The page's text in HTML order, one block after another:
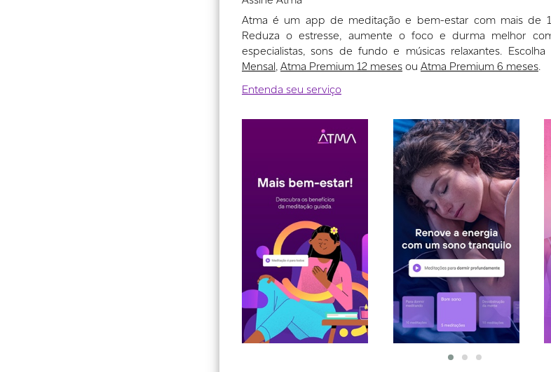
Atma é um app de meditação e bem-estar com mais de
Reduza o estresse, aumente o foco e durma melhor
especialistas, sons de fundo e músicas relaxantes. Escolha
Mensal,Atma Premium 12 mesesou Atma Premium 6 meses.